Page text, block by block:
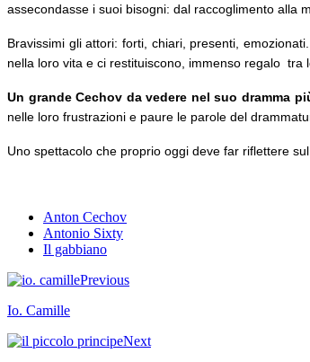
assecondasse i suoi bisogni: dal raccoglimento alla
Bravissimi gli attori: forti, chiari, presenti,
nella loro vita e ci restituiscono, immenso regalo tra
Un grande Cechov da vedere nel suo dramma
nelle loro frustrazioni e paure le parole del
Uno spettacolo che proprio oggi deve far riflettere
Anton Cechov
Antonio Sixty
Il gabbiano
Previous
Io. Camille
Next